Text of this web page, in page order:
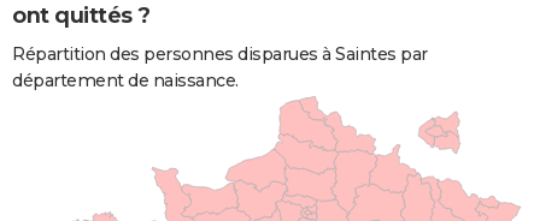
ont quittés ?
Répartition des personnes disparues à Saintes par
département de naissance.